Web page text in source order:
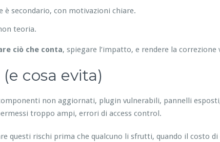
è secondario, con motivazioni chiare.
teoria.
ciò che conta, spiegare l’impatto, e rendere la
cosa evita)
non aggiornati, plugin vulnerabili, pannelli
troppo ampi, errori di access control.
questi rischi prima che qualcuno li sfrutti, quando il costo